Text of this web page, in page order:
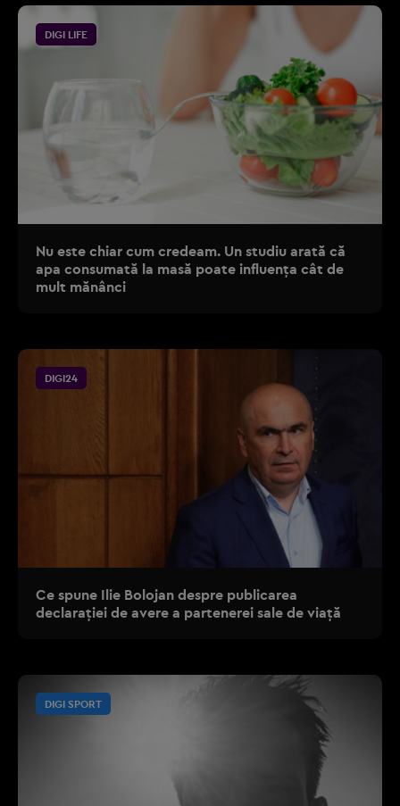
DIGI LIFE
Nu este chiar cum credeam. Un studiu arată că
apa consumată la masă poate influența cât de
mult mănânci
DIGI24
Ce spune Ilie Bolojan despre publicarea
declarației de avere a partenerei sale de viață
DIGI SPORT